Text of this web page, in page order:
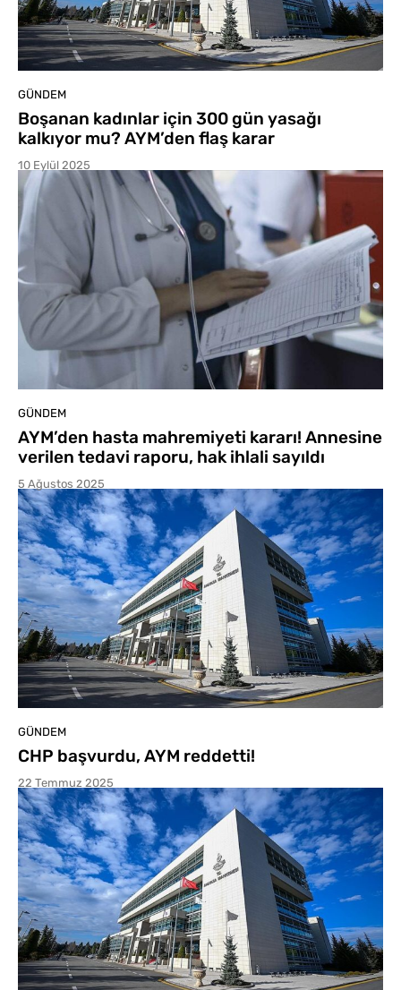
GÜNDEM
Boşanan kadınlar için 300 gün yasağı
kalkıyor mu? AYM’den flaş karar
10 Eylül 2025
GÜNDEM
AYM’den hasta mahremiyeti kararı! Annesine
verilen tedavi raporu, hak ihlali sayıldı
5 Ağustos 2025
GÜNDEM
CHP başvurdu, AYM reddetti!
22 Temmuz 2025